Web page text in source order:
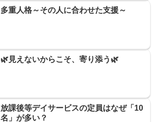
多重人格～その人に合わせた支援～
🌿見えないからこそ、寄り添う🌿
放課後等デイサービスの定員はなぜ「10
名」が多い？